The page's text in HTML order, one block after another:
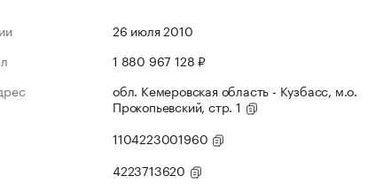
26 июля 2010
1 880 967 128 ₽
обл. Кемеровская область - Кузбасс, м.о.
Прокопьевский, стр. 1
1104223001960
4223713620